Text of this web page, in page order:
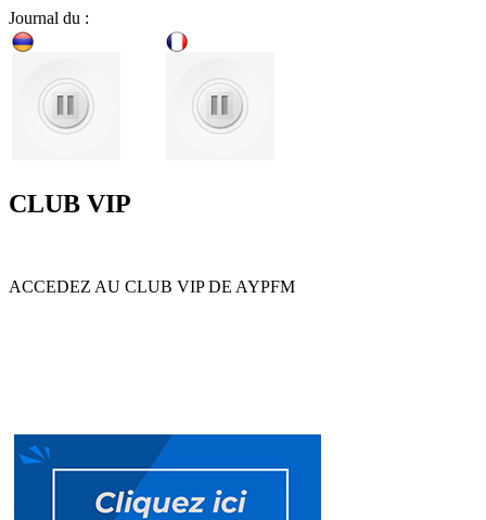
Journal du :
CLUB VIP
ACCEDEZ AU CLUB VIP DE AYPFM